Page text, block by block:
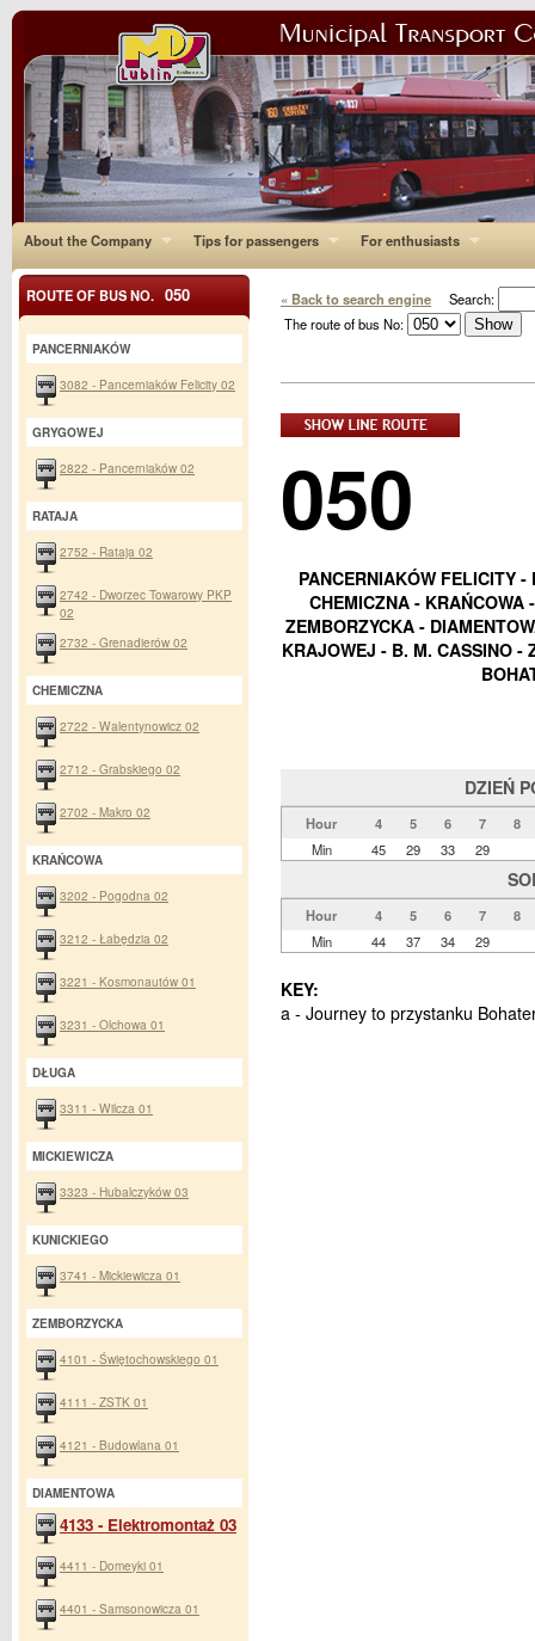
About the Company Tips for passengers For enthusiasts
« Back to search engine Search:
The route of bus No:
050
PANCERNIAKÓW FELICITY
CHEMICZNA -
ZEMBORZYCKA -
KRAJOWEJ - B. M. CASSINO -
DZIEŃ
Hour 4 5 6 7
8
Min
45 29 33 29
Hour 4 5 6 7
8
Min
44 37 34 29
KEY:
a - Journey to przystanku
ROUTE OF BUS NO. 050
PANCERNIAKÓW
3082 - Pancerniaków Felicity 02
GRYGOWEJ
2822 - Pancerniaków 02
RATAJA
2752 - Rataja 02
2742 - Dworzec Towarowy PKP
02
2732 - Grenadierów 02
CHEMICZNA
2722 - Walentynowicz 02
2712 - Grabskiego 02
2702 - Makro 02
KRAŃCOWA
3202 - Pogodna 02
3212 - Łabędzia 02
3221 - Kosmonautów 01
3231 - Olchowa 01
DŁUGA
3311 - Wilcza 01
MICKIEWICZA
3323 - Hubalczyków 03
KUNICKIEGO
3741 - Mickiewicza 01
ZEMBORZYCKA
4101 - Świętochowskiego 01
4111 - ZSTK 01
4121 - Budowlana 01
DIAMENTOWA
4133 - Elektromontaż 03
4411 - Domeyki 01
4401 - Samsonowicza 01